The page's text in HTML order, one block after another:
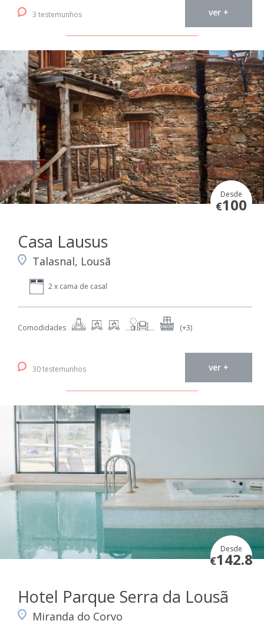
3 testemunhos ver +
Desde
€100
Casa Lausus
Talasnal, Lousã
2 x cama de casal
Comodidades (+3)
30 testemunhos ver +
Desde
€142.8
Hotel Parque Serra da Lousã
Miranda do Corvo